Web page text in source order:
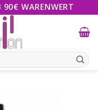
90€ WARENWERT